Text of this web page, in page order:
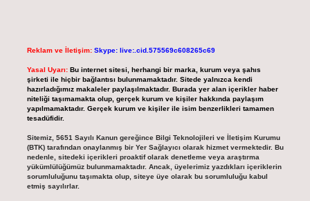
Reklam ve İletişim: Skype: live:.cid.575569c608265c69
Yasal Uyarı: Bu internet sitesi, herhangi bir marka, kurum veya şahıs
şirketi ile hiçbir bağlantısı bulunmamaktadır. Sitede yalnızca kendi
hazırladığımız makaleler paylaşılmaktadır. Burada yer alan içerikler haber
niteliği taşımamakta olup, gerçek kurum ve kişiler hakkında paylaşım
yapılmamaktadır. Gerçek kurum ve kişiler ile isim benzerlikleri tamamen
tesadüfidir.
Sitemiz, 5651 Sayılı Kanun gereğince Bilgi Teknolojileri ve İletişim Kurumu
(BTK) tarafından onaylanmış bir Yer Sağlayıcı olarak hizmet vermektedir. Bu
nedenle, sitedeki içerikleri proaktif olarak denetleme veya araştırma
yükümlülüğümüz bulunmamaktadır. Ancak, üyelerimiz yazdıkları içeriklerin
sorumluluğunu taşımakta olup, siteye üye olarak bu sorumluluğu kabul
etmiş sayılırlar.